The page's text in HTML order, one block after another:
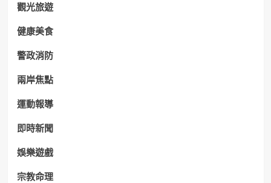
觀光旅遊
健康美食
警政消防
兩岸焦點
運動報導
即時新聞
娛樂遊戲
宗教命理